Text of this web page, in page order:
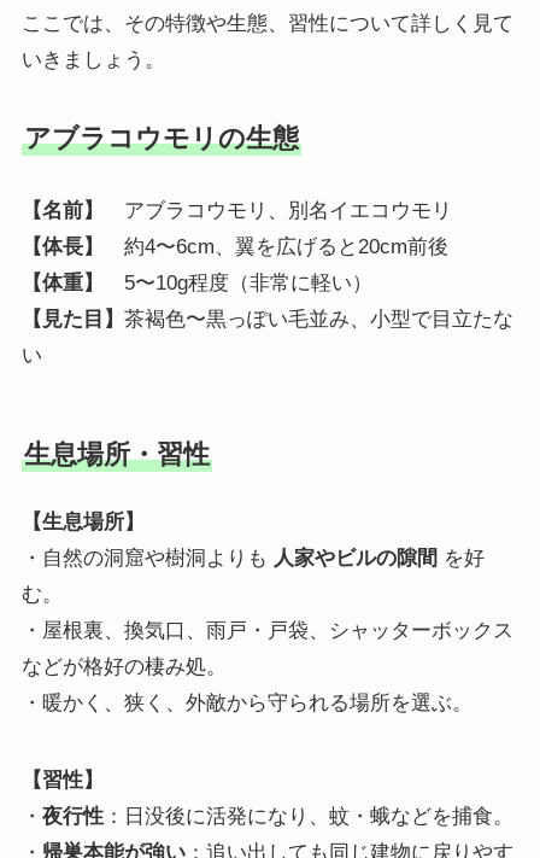
ここでは、その特徴や生態、習性について詳しく見て
いきましょう。
アブラコウモリの生態
【名前】
アブラコウモリ、別名イエコウモリ
【体長】
約4〜6cm、翼を広げると20cm前後
【体重】
5〜10g程度（非常に軽い）
【見た目】 茶褐色〜黒っぽい毛並み、小型で目立たな
い
生息場所・習性
【生息場所】
・自然の洞窟や樹洞よりも 人家やビルの隙間 を好
む。
・屋根裏、換気口、雨戸・戸袋、シャッターボックス
などが格好の棲み処。
・暖かく、狭く、外敵から守られる場所を選ぶ。
【習性】
・ 夜行性：日没後に活発になり、蚊・蛾などを捕食。
・ 帰巣本能が強い：追い出しても同じ建物に戻りやす